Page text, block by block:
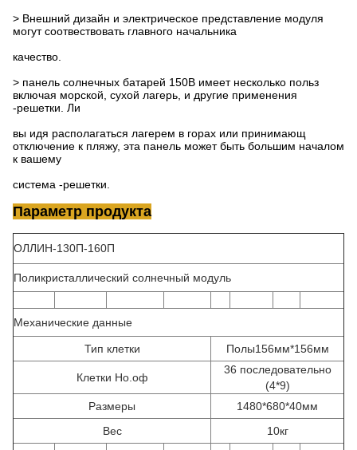
> Внешний дизайн и электрическое представление модуля
могут соотвествовать главного начальника
качество.
> панель солнечных батарей 150В имеет несколько польз
включая морской, сухой лагерь, и другие применения
-решетки. Ли
вы идя располагаться лагерем в горах или принимающ
отключение к пляжу, эта панель может быть большим началом
к вашему
система -решетки.
Параметр продукта
ОЛЛИН-130П-160П
Поликристаллический солнечный модуль
Механические данные
Тип клетки Полы156мм*156мм
Клетки Но.оф
36 последовательно
(4*9)
Размеры
1480*680*40мм
Вес
10кг